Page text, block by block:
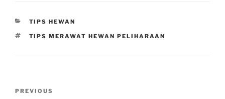
CATEGORIES
TIPS HEWAN
TAGS
TIPS MERAWAT HEWAN PELIHARAAN
Previous
PREVIOUS